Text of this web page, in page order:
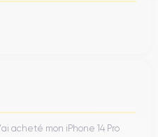
acheté mon iPhone 14 Pro